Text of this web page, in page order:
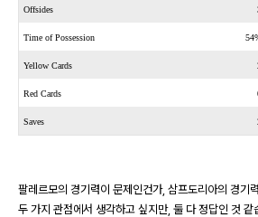
Offsides
Time of Possession
Yellow Cards
Red Cards
Saves
팔레르모의 경기력이 문제인건가, 삼프도리아의 경기
두 가지 관점에서 생각하고 싶지만, 둘 다 정답인 것 같